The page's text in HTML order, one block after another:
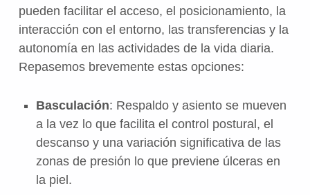
pueden facilitar el acceso, el posicionamiento, la
interacción con el entorno, las transferencias y la
autonomía en las actividades de la vida diaria.
Repasemos brevemente estas opciones:
Basculación: Respaldo y asiento se mueven
a la vez lo que facilita el control postural, el
descanso y una variación significativa de las
zonas de presión lo que previene úlceras en
la piel.